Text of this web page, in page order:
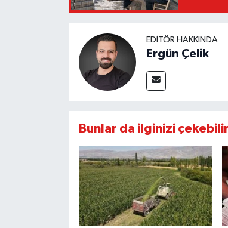
EDITÖR HAKKINDA
Ergün Çelik
Bunlar da ilginizi çekebilir